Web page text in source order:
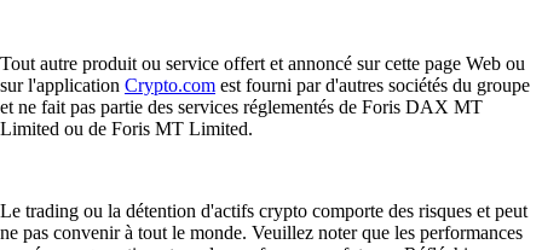
Tout autre produit ou service offert et annoncé sur cette page Web ou
sur l'application Crypto.com est fourni par d'autres sociétés du groupe
et ne fait pas partie des services réglementés de Foris DAX MT
Limited ou de Foris MT Limited.
Le trading ou la détention d'actifs crypto comporte des risques et peut
ne pas convenir à tout le monde. Veuillez noter que les performances